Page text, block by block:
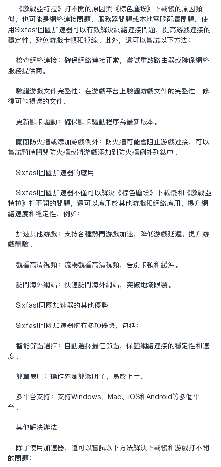
《激战亚特拉》打不开的原因与《棕色尘埃》下载慢的原因类
似，也可能是网络连接问题、服务器问题或本地电脑配置问题。使
用Sixfast回国加速器可以有效解决网络连接问题，提高游戏连接的
稳定性，避免游戏卡顿和掉线。此外，还可以尝试以下方法：
检查网络连接：确保网络连接正常，尝试重启路由器或联系网络
服务提供商。
验证游戏文件完整性：在游戏平台上验证游戏文件的完整性，修
复可能损坏的文件。
更新显卡驱动：确保显卡驱动程序为最新版本。
关闭防火墙或添加游戏例外：防火墙可能会阻止游戏连接，可以
尝试暂时关闭防火墙或将游戏添加到防火墙例外列表中。
Sixfast回国加速器的应用
Sixfast回国加速器不仅可以解决《棕色尘埃》下载慢和《激战亚
特拉》打不开的问题，还可以应用于其他游戏和网络应用，提升网
络速度和稳定性，例如：
加速其他游戏：支持各种热门游戏加速，降低游戏延迟，提升游
戏体验。
观看高清视频：流畅观看高清视频，告别卡顿和缓冲。
访问海外网站：快速访问海外网站，突破地域限制。
Sixfast回国加速器的其他优势
Sixfast回国加速器拥有多项优势，包括：
智能节点选择：自动选择最佳节点，保证网络连接的稳定性和速
度。
简单易用：操作界面简洁明了，易于上手。
多平台支持：支持Windows、Mac、iOS和Android等多个平
台。
其他解决办法
除了使用加速器，还可以尝试以下方法解决下载慢和游戏打不开
的问题：